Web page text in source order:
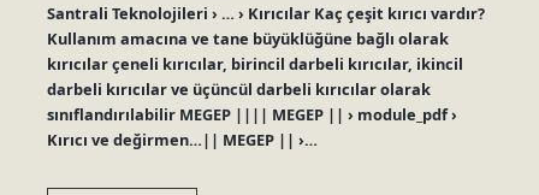
Santrali Teknolojileri › … › Kırıcılar Kaç çeşit kırıcı vardır?
Kullanım amacına ve tane büyüklüğüne bağlı olarak
kırıcılar çeneli kırıcılar, birincil darbeli kırıcılar, ikincil
darbeli kırıcılar ve üçüncül darbeli kırıcılar olarak
sınıflandırılabilir MEGEP |||| MEGEP || › module_pdf ›
Kırıcı ve değirmen…|| MEGEP || ›…